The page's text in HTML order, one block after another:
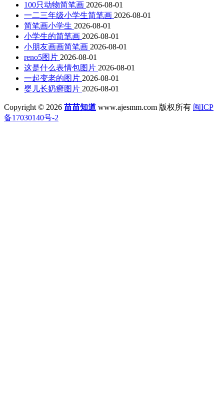
100只动物简笔画 2026-08-01
一二三年级小学生简笔画 2026-08-01
简笔画小学生 2026-08-01
小学生的简笔画 2026-08-01
小朋友画画简笔画 2026-08-01
reno5图片 2026-08-01
这是什么表情包图片 2026-08-01
一起变老的图片 2026-08-01
婴儿长奶癣图片 2026-08-01
Copyright © 2026 苗苗知道 www.ajesmm.com 版权所有 闽ICP
备17030140号-2